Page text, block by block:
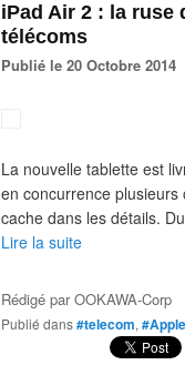
iPad Air 2 : la
télécoms
Publié le 20 Octobre 2014
La nouvelle tablette est
en concurrence
cache dans les détails.
Lire la suite
Rédigé parOOKAWA-Corp
Publié dans#telecom, #Apple